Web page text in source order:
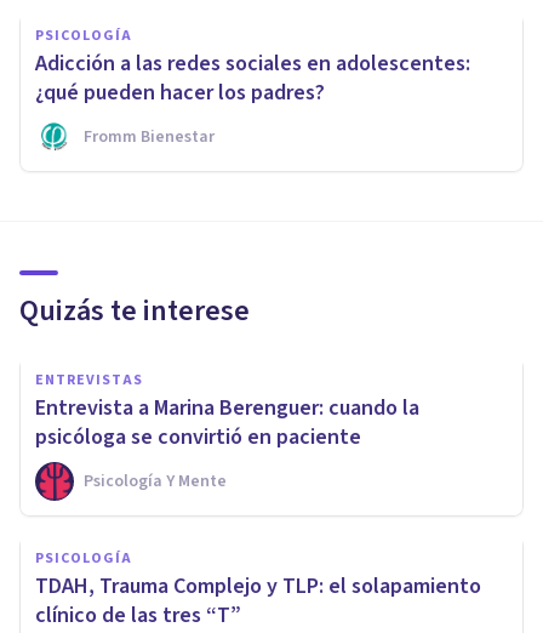
PSICOLOGÍA
Adicción a las redes sociales en adolescentes:
¿qué pueden hacer los padres?
Fromm Bienestar
Quizás te interese
ENTREVISTAS
Entrevista a Marina Berenguer: cuando la
psicóloga se convirtió en paciente
Psicología Y Mente
PSICOLOGÍA
TDAH, Trauma Complejo y TLP: el solapamiento
clínico de las tres “T”